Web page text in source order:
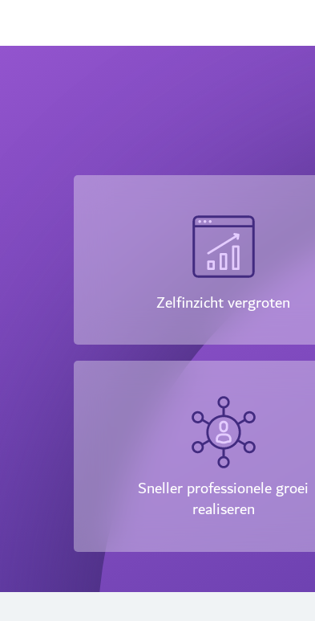
Zelfinzicht vergroten
Sneller professionele groei
realiseren